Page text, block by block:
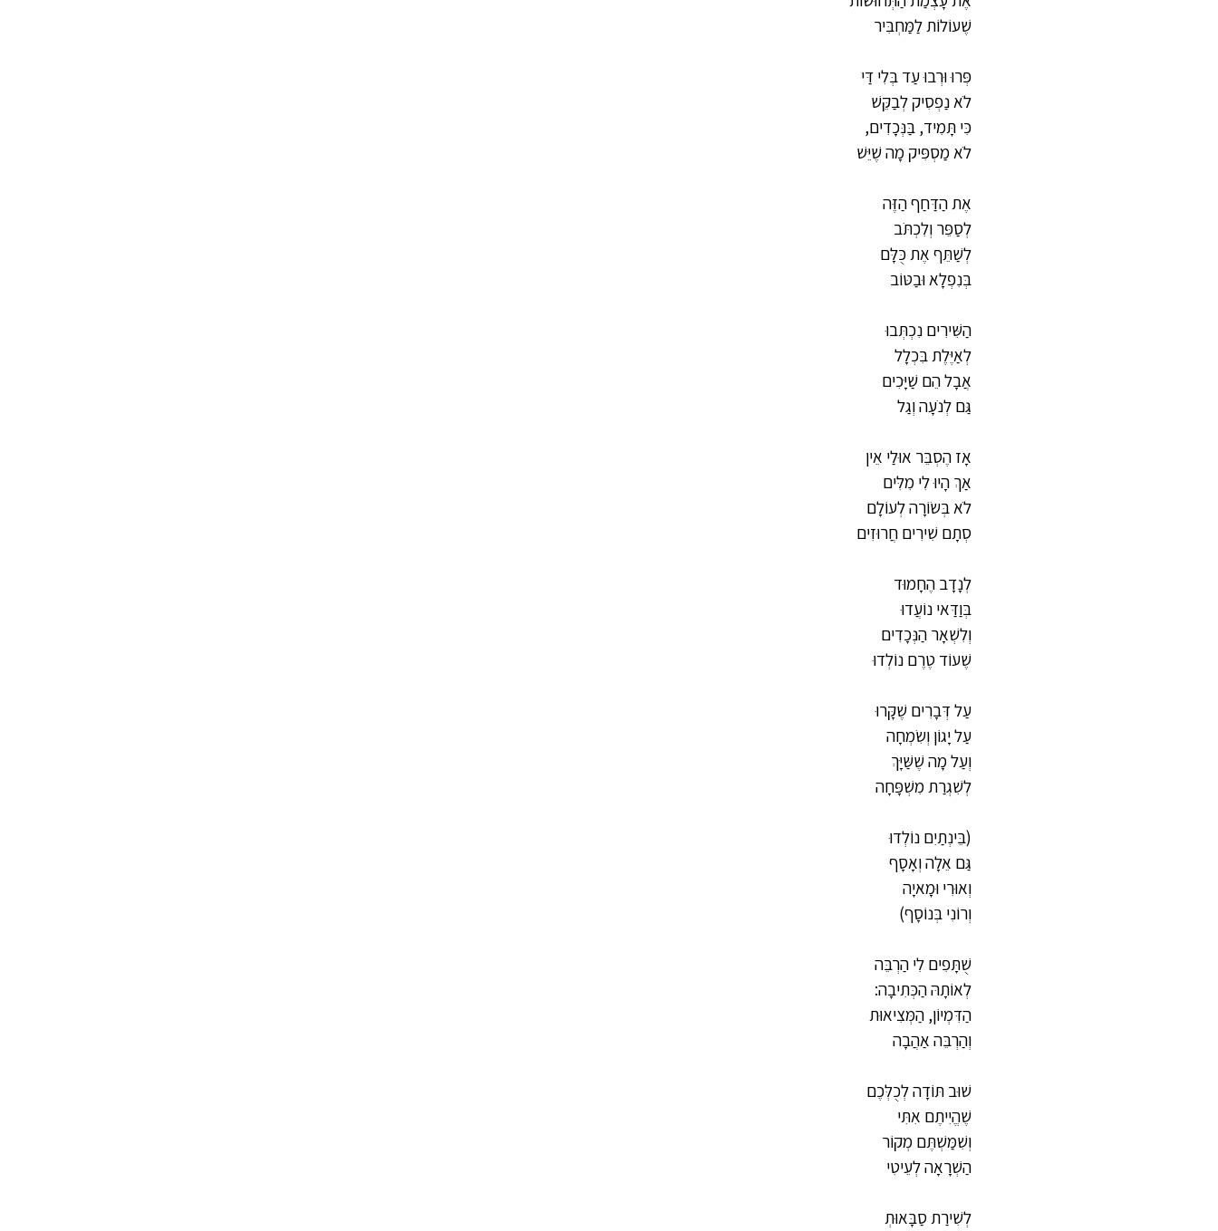
שֶׁעוֹלוֹת לַמַּחְבִּיר
פְּרוּ וּרְבוּ עַד בְּלִי דַּי
לֹא נַפְסִיק לְבַקֵּשׁ
כִּי תָּמִיד, בַּנְּכָדִים,
לֹא מַסְפִּיק מָה שֶׁיֵּשׁ
אֶת הַדַּחַף הַזֶּה
לְסַפֵּר וְלִכְתֹּב
לְשַׁתֵּף אֶת כֻּלָּם
בְּנִפְלָא וּבַטּוֹב
הַשִּׁירִים נִכְתְּבוּ
לְאַיֶּלֶת בִּכְלָל
אֲבָל הֵם שַׁיָּכִים
גַּם לְנֹעָה וְגַל
אָז הֶסְבֵּר אוּלַי אֵין
אַךְ הָיוּ לִי מִלִּים
לֹא בְּשׂוֹרָה לְעוֹלָם
סְתָם שִׁירִים חֲרוּזִים
לְנָדָב הֶחָמוּד
בְּוַדַּאי נוֹעֲדוּ
וְלִשְׁאָר הַנְּכָדִים
שֶׁעוֹד טֶרֶם נוֹלְדוּ
עַל דְּבָרִים שֶׁקָּרוּ
עַל יָגוֹן וְשִׂמְחָה
וְעַל מָה שֶׁשַּׁיָּךְ
לְשִׁגְרַת מִשְׁפָּחָה
(בֵּינְתַיִם נוֹלְדוּ
גַּם אֵלָה וְאָסָף
וְאוּרִי וּמָאיָה
וְרוֹנִי בְּנוֹסָף)
שֻׁתָּפִים לִי הַרְבֵּה
לְאוֹתָהּ הַכְּתִיבָה:
הַדִּמְיוֹן, הַמְּצִיאוּת
וְהַרְבֵּה אַהֲבָה
שׁוּב תּוֹדָה לְכֻלְּכֶם
שֶׁהֱיִיתֶם אִתִּי
וְשִׁמַּשְׁתֶּם מְקוֹר
הַשְׁרָאָה לְעֵיטִי
לְשִׁירַת סַבָּאוּתְ